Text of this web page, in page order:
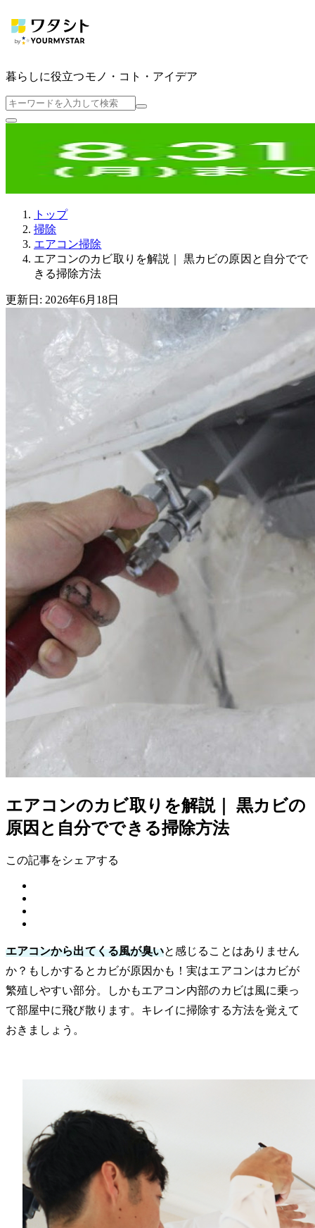
暮らしに役立つモノ・コト・アイデア
トップ
掃除
エアコン掃除
エアコンのカビ取りを解説｜ 黒カビの原因と自分でで
きる掃除方法
更新日: 2026年6月18日
エアコンのカビ取りを解説｜ 黒カビの
原因と自分でできる掃除方法
この記事をシェアする
エアコンから出てくる風が臭いと感じることはありません
か？もしかするとカビが原因かも！実はエアコンはカビが
繁殖しやすい部分。しかもエアコン内部のカビは風に乗っ
て部屋中に飛び散ります。キレイに掃除する方法を覚えて
おきましょう。